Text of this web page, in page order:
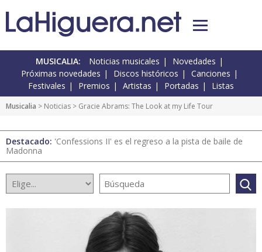
MUSICALIA: Noticias musicales
Novedades
Próximas novedades
Discos históricos
Canciones
Festivales
Premios Artistas Portadas Listas
Musicalia > Noticias > Gracie Abrams: The Look at my Life Tour
Destacado: 'Confessions II' es el regreso a la pista de baile de
Madonna